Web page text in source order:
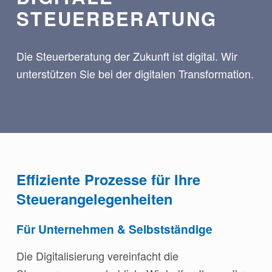
STEUERBERATUNG
Die Steuerberatung der Zukunft ist digital. Wir
unterstützen Sie bei der digitalen Transformation.
Effiziente Prozesse für Ihre
Steuerangelegenheiten
Für Unternehmen & Selbstständige
Die Digitalisierung vereinfacht die